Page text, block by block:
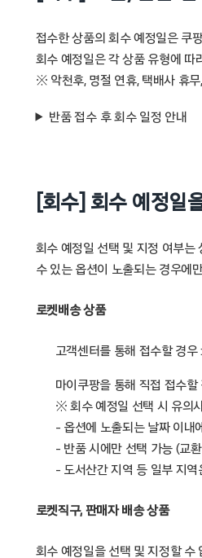
접수한 상품의 회수 예정일은 쿠
회수 예정일은 각 상품 유형에 따
※ 악천후, 명절 연휴, 택배사 휴
반품 접수 후 회수 일정 안내
[회수] 회수 예정일
회수 예정일 선택 및 지정 여부는
수 있는 옵션이 노출되는 경우에
로켓배송 상품
고객센터를 통해 접수할 경
마이쿠팡을 통해 직접 접수
※ 회수 예정일 선택 시 유의
– 옵션에 노출되는 날짜 이내
– 반품 시에만 선택 가능 (교
– 도서산간 지역 등 일부 지역
로켓직구, 판매자 배송 상품
회수 예정일을 선택 및 지정할 수